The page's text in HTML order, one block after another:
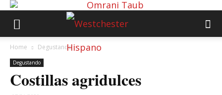
Home Degustando
Degustando
Costillas agridulces